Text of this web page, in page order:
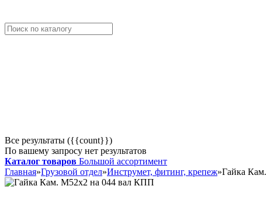
Все результаты ({{count}})
По вашему запросу нет результатов
Каталог товаров Большой ассортимент
Главная»Грузовой отдел»Инструмет, фитинг, крепеж»Гайка